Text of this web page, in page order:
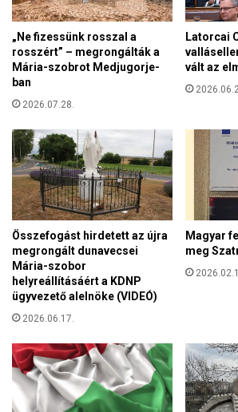
g
a
”
s
c
k
k
h
e
z
e
f
i
g
y
e
l
ü
n
k
,
h
a
á
l
l
a
d
o
d
„Ne fizessünk rosszal a
rosszért” – megrongálták a
Mária-szobrot Medjugorje-
ban
2026.07.28.
Latorcai
vált az
Összefogást hirdetett az újra
megrongált dunavecsei
Mária-szobor
helyreállításáért a KDNP
ügyvezető alelnöke (VIDEÓ)
2026.06.17.
Magyar
meg